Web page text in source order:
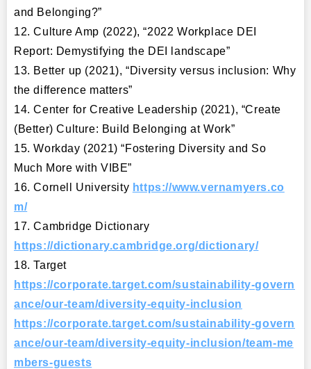
and Belonging?”
12. Culture Amp (2022), “2022 Workplace DEI
Report: Demystifying the DEI landscape”
13. Better up (2021), “Diversity versus inclusion: Why
the difference matters”
14. Center for Creative Leadership (2021), “Create
(Better) Culture: Build Belonging at Work”
15. Workday (2021) “Fostering Diversity and So
Much More with VIBE”
16. Cornell University https://www.vernamyers.co
m/
17. Cambridge Dictionary
https://dictionary.cambridge.org/dictionary/
18. Target
https://corporate.target.com/sustainability-govern
ance/our-team/diversity-equity-inclusion
https://corporate.target.com/sustainability-govern
ance/our-team/diversity-equity-inclusion/team-me
mbers-guests